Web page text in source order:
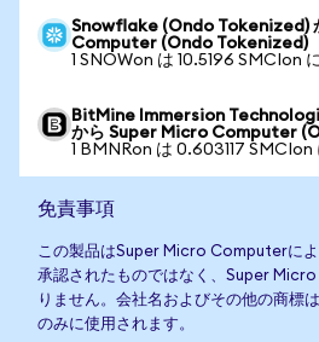
Snowflake (Ondo Tokenized)
Computer (Ondo Tokenized)
1 SNOWon は 10.5196 SMCIon
BitMine Immersion
から Super Micro Computer
1 BMNRon は 0.603117 SMCIon
免責事項
この製品はSuper Micro Computerに
承認されたものではなく、Super
りません。会社名およびその他の商標
のみに使用されます。